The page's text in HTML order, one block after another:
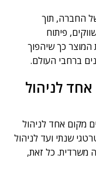
החברה, תוך
פיתוח
המוצר כך שיהפוך
ברחבי העולם.
לניהול
מקום אחד לניהול
שנתי ועד לניהול
משרדית. כל זאת,